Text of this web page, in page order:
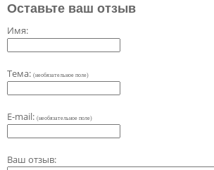
Оставьте ваш отзыв
Имя:
Тема: (необязательное поле)
E-mail: (необязательное поле)
Ваш отзыв: